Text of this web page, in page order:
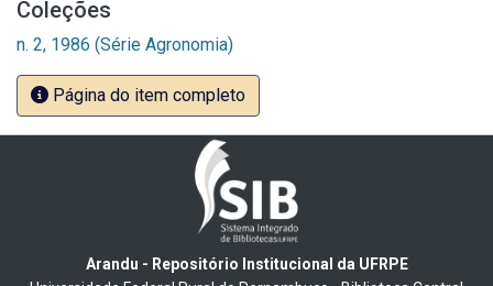
Coleções
n. 2, 1986 (Série Agronomia)
Página do item completo
Arandu - Repositório Institucional da UFRPE